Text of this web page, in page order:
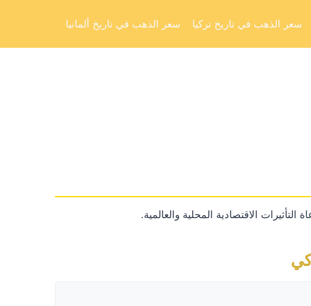
سعر الذهب في تاريخ ألمانيا سعر الذهب في تاريخ تركيا
الاقتصادية المحلية والعالمية.